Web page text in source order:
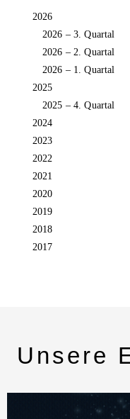
2026
2026 – 3. Quartal
2026 – 2. Quartal
2026 – 1. Quartal
2025
2025 – 4. Quartal
2024
2023
2022
2021
2020
2019
2018
2017
Unsere